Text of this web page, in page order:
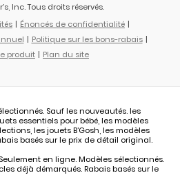
Inc. Tous droits réservés.
Énoncés de confidentialité
Politique sur les bons-rabais
produit
Plan du site
sélectionnés. Sauf les nouveautés. les
essentiels pour bébé, les modèles
les jouets B’Gosh, les modèles
basés sur le prix de détail original.
: Seulement en ligne. Modèles sélectionnés.
déjà démarqués. Rabais basés sur le